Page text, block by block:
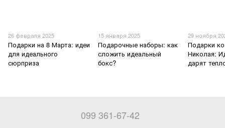
26 февраля 2025
Подарки на 8 Марта: идеи
для идеального
сюрприза
15 января 2025
Подарочные наборы: как
сложить идеальный
бокс?
29 ноября
Подарки
Николая:
дарят
099 361-67-42